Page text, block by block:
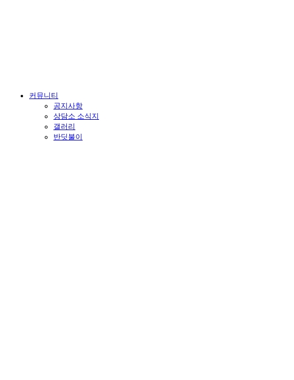
커뮤니티
공지사항
상담소 소식지
갤러리
반딧불이